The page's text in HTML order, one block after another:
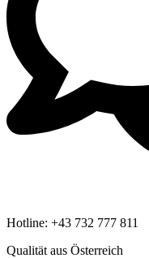
Hotline: +43 732 777 811
Qualität aus Österreich